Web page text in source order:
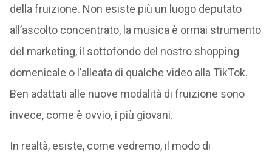
della fruizione. Non esiste più un luogo deputato
all’ascolto concentrato, la musica è ormai strumento
del marketing, il sottofondo del nostro shopping
domenicale o l’alleata di qualche video alla TikTok.
Ben adattati alle nuove modalità di fruizione sono
invece, come è ovvio, i più giovani.
In realtà, esiste, come vedremo, il modo di